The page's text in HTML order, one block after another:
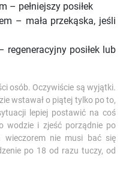
– pełniejszy posiłek
– mała przekąska, jeśli
posiłek lub
osób. Oczywiście są wyjątki.
wstawał o piątej tylko po to,
lepiej postawić na coś
wodzie i zjeść porządnie po
wieczorem nie musi bać się
po 18 od razu tuczy, od